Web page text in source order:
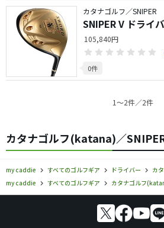
カタナゴルフ／SNIPER
SNIPER V ドライ
105,840円
0件
1〜2件／2件
カタナゴルフ(katana)／
my caddie すべてのゴルフギア ドライバー カ
my caddie
すべてのゴルフギア カタナゴルフ